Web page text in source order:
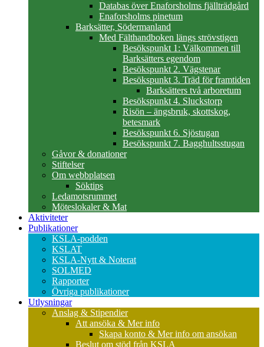
Databas över Enaforsholms fjällträdgård
Enaforsholms pinetum
Barksätter, Södermanland
Med Fälthandboken längs strövstigen
Besökspunkt 1: Välkommen till
Barksätters egendom
Besökspunkt 2. Vägstenar
Besökspunkt 3. Träd för framtiden
Barksätters två arboretum
Besökspunkt 4. Sluckstorp
Risön – ängsbruk, skottskog,
betesmark
Besökspunkt 6. Sjöstugan
Besökspunkt 7. Bagghultsstugan
Gåvor & donationer
Stiftelser
Om webbplatsen
Söktips
Ledamotsrummet
Möteslokaler & Mat
Aktiviteter
Publikationer
KSLA-podden
KSLAT
KSLA-Nytt & Noterat
SOLMED
Rapporter
Övriga publikationer
Utlysningar
Anslag & Stipendier
Att ansöka & Mer info
Skapa konto & Mer info om ansökan
Beslut om stöd från KSLA